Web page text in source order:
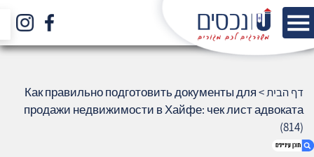
דף הבית>
Как правильно подготовить документы для
продажи недвижимости в Хайфе: чек лист адвоката
(814)